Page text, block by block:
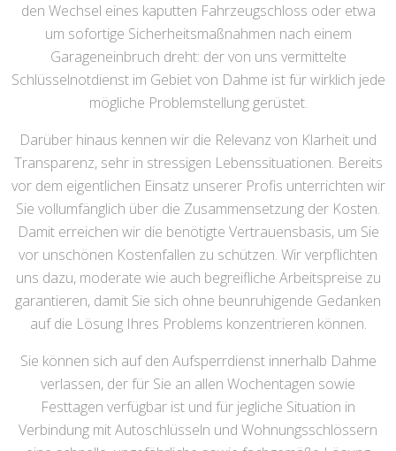
den Wechsel eines kaputten Fahrzeugschloss oder etwa
um sofortige Sicherheitsmaßnahmen nach einem
Garageneinbruch dreht: der von uns vermittelte
Schlüsselnotdienst im Gebiet von Dahme ist für wirklich jede
mögliche Problemstellung gerüstet.
Darüber hinaus kennen wir die Relevanz von Klarheit und
Transparenz, sehr in stressigen Lebenssituationen. Bereits
vor dem eigentlichen Einsatz unserer Profis unterrichten wir
Sie vollumfänglich über die Zusammensetzung der Kosten.
Damit erreichen wir die benötigte Vertrauensbasis, um Sie
vor unschönen Kostenfallen zu schützen. Wir verpflichten
uns dazu, moderate wie auch begreifliche Arbeitspreise zu
garantieren, damit Sie sich ohne beunruhigende Gedanken
auf die Lösung Ihres Problems konzentrieren können.
Sie können sich auf den Aufsperrdienst innerhalb Dahme
verlassen, der für Sie an allen Wochentagen sowie
Festtagen verfügbar ist und für jegliche Situation in
Verbindung mit Autoschlüsseln und Wohnungsschlössern